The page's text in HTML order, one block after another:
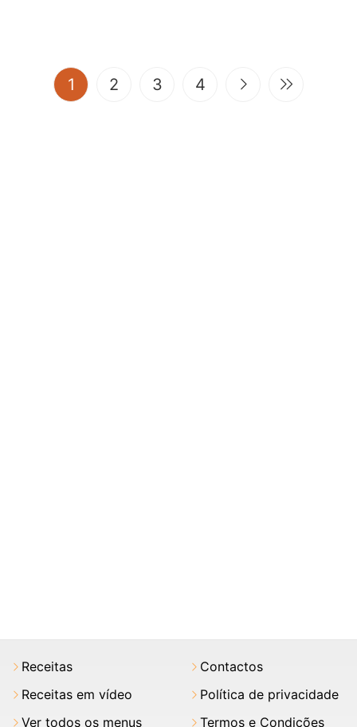
1 (current)
2 3 4
Receitas
Receitas em vídeo
Ver todos os menus
Contactos
Política de privacidade
Termos e Condições